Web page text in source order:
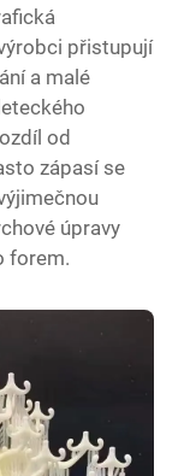
přistupují
a malé
od
zápasí se
úpravy
forem.